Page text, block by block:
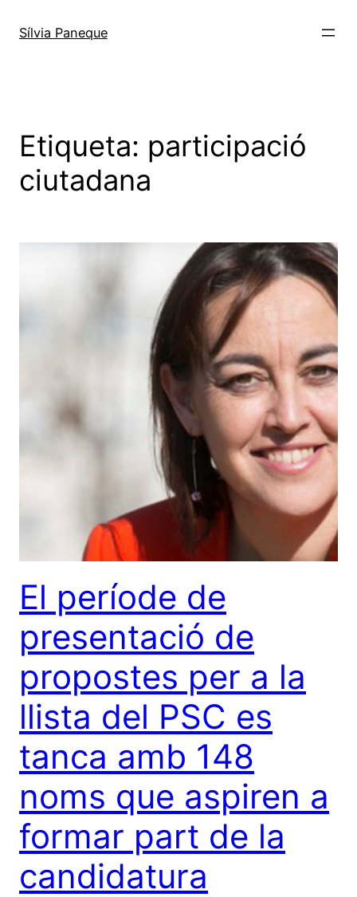
Sílvia Paneque
Etiqueta: participació
ciutadana
El període de
presentació de
propostes per a la
llista del PSC es
tanca amb 148
noms que aspiren a
formar part de la
candidatura